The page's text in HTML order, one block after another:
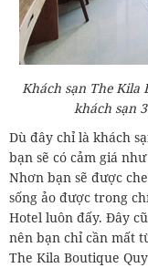
Khách sạn The
khách sạn
Dù đây chỉ là khách
bạn sẽ có cảm giá
Nhơn bạn sẽ được
sống ảo được trong
Hotel luôn đấy. Đây
nên bạn chỉ cần mất
The Kila Boutique